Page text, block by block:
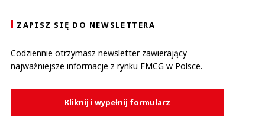
ZAPISZ SIĘ DO NEWSLETTERA
Codziennie otrzymasz newsletter zawierający
najważniejsze informacje z rynku FMCG w Polsce.
Kliknij i wypełnij formularz